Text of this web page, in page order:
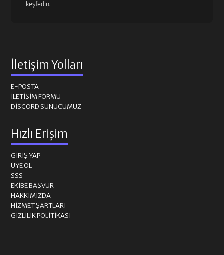
keşfedin.
İletişim Yolları
E-POSTA
İLETIŞIM FORMU
DISCORD SUNUCUMUZ
Hızlı Erişim
GIRIŞ YAP
ÜYE OL
SSS
EKIBE BAŞVUR
HAKKIMIZDA
HIZMET ŞARTLARI
GIZLILIK POLITIKASI